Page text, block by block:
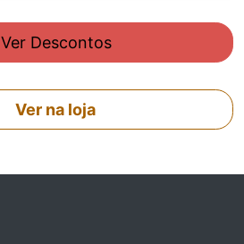
Ver Descontos
Ver na loja